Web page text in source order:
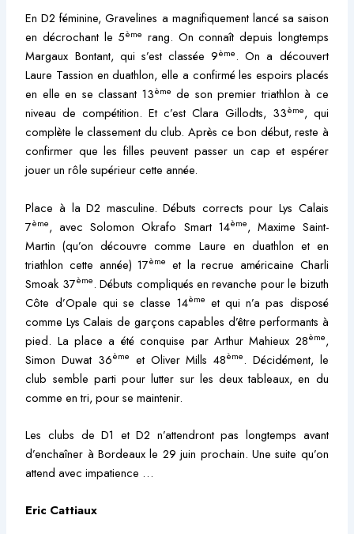
En D2 féminine, Gravelines a magnifiquement lancé sa saison
en décrochant le 5ème rang. On connaît depuis longtemps
Margaux Bontant, qui s’est classée 9ème. On a découvert
Laure Tassion en duathlon, elle a confirmé les espoirs placés
en elle en se classant 13ème de son premier triathlon à ce
niveau de compétition. Et c’est Clara Gillodts, 33ème, qui
complète le classement du club. Après ce bon début, reste à
confirmer que les filles peuvent passer un cap et espérer
jouer un rôle supérieur cette année.
Place à la D2 masculine. Débuts corrects pour Lys Calais
7ème, avec Solomon Okrafo Smart 14ème, Maxime Saint-
Martin (qu’on découvre comme Laure en duathlon et en
triathlon cette année) 17ème et la recrue américaine Charli
Smoak 37ème. Débuts compliqués en revanche pour le bizuth
Côte d’Opale qui se classe 14ème et qui n’a pas disposé
comme Lys Calais de garçons capables d’être performants à
pied. La place a été conquise par Arthur Mahieux 28ème,
Simon Duwat 36ème et Oliver Mills 48ème. Décidément, le
club semble parti pour lutter sur les deux tableaux, en du
comme en tri, pour se maintenir.
Les clubs de D1 et D2 n’attendront pas longtemps avant
d’enchaîner à Bordeaux le 29 juin prochain. Une suite qu’on
attend avec impatience …
Eric Cattiaux